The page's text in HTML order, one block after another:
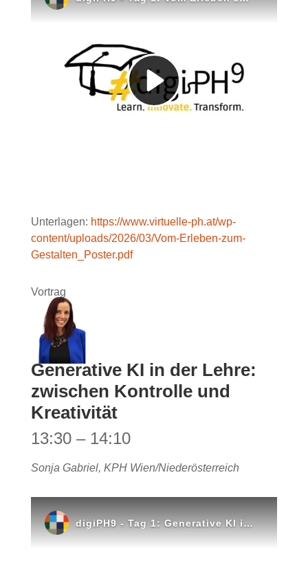
Unterlagen: https://www.virtuelle-ph.at/wp-
content/uploads/2026/03/Vom-Erleben-zum-
Gestalten_Poster.pdf
Vortrag
Generative KI in der Lehre:
zwischen Kontrolle und
Kreativität
13:30 – 14:10
Sonja Gabriel, KPH Wien/Niederösterreich